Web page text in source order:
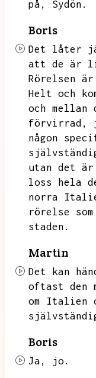
på, Sydön.
Boris
Det låter
att de är
Rörelsen
Helt och
och mellan
förvirrad,
någon
utan det
loss hela
norra
rörelse
staden.
Martin
Det kan
oftast den
om Italien
Boris
Ja, jo.